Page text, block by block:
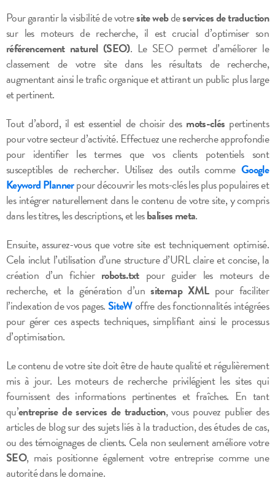
Pour garantir la visibilité de votresite webdeservices de traduction
sur les moteurs de recherche, il est crucial d’optimiser son
référencement naturel (SEO). Le SEO permet d’améliorer le
classement de votre site dans les résultats de recherche,
augmentant ainsi le trafic organique et attirant un public plus large
et pertinent.
Tout d’abord, il est essentiel de choisir des mots-clés pertinents
pour votre secteur d’activité. Effectuez une recherche approfondie
pour identifier les termes que vos clients potentiels sont
susceptibles de rechercher. Utilisez des outils comme Google
Keyword Plannerpour découvrir les mots-clés les plus populaires et
les intégrer naturellement dans le contenu de votre site, y compris
dans les titres, les descriptions, et lesbalises meta.
Ensuite, assurez-vous que votre site est techniquement optimisé.
Cela inclut l’utilisation d’une structure d’URL claire et concise, la
création d’un fichier robots.txtpour guider les moteurs de
recherche, et la génération d’unsitemap XMLpour faciliter
l’indexation de vos pages.SiteWoffre des fonctionnalités intégrées
pour gérer ces aspects techniques, simplifiant ainsi le processus
d’optimisation.
Le contenu de votre site doit être de haute qualité et régulièrement
mis à jour. Les moteurs de recherche privilégient les sites qui
fournissent des informations pertinentes et fraîches. En tant
qu’entreprise de services de traduction, vous pouvez publier des
articles de blog sur des sujets liés à la traduction, des études de cas,
ou des témoignages de clients. Cela non seulement améliore votre
SEO, mais positionne également votre entreprise comme une
autorité dans le domaine.